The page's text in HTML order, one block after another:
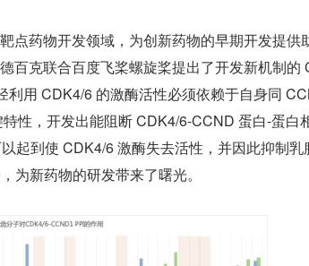
点药物开发领域，为创新药物的早期开发提供
百克联合百度飞桨螺旋桨提出了开发新机制的
用 CDK4/6 的激酶活性必须依赖于自身同
性，开发出能阻断 CDK4/6-CCND 蛋白-蛋白
起到使 CDK4/6 激酶失去活性，并因此抑制乳
为新药物的研发带来了曙光。